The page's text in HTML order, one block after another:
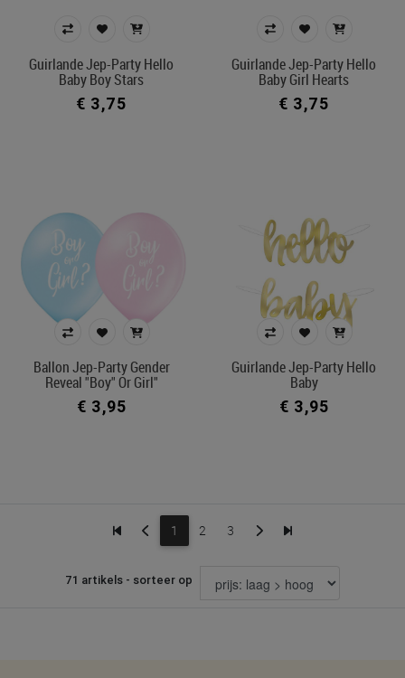
Guirlande Jep-Party Hello
Baby Boy Stars
€ 3,75
Guirlande Jep-Party Hello
Baby Girl Hearts
€ 3,75
Ballon Jep-Party Gender
Reveal "Boy" Or Girl"
€ 3,95
Guirlande Jep-Party Hello
Baby
€ 3,95
1 2 3
71 artikels - sorteer op